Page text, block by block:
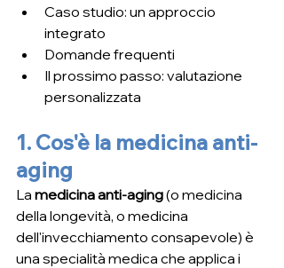
Caso studio: un approccio
integrato
Domande frequenti
Il prossimo passo: valutazione
personalizzata
1. Cos'è la medicina anti-
aging
La medicina anti-aging (o medicina
della longevità, o medicina
dell'invecchiamento consapevole) è
una specialità medica che applica i